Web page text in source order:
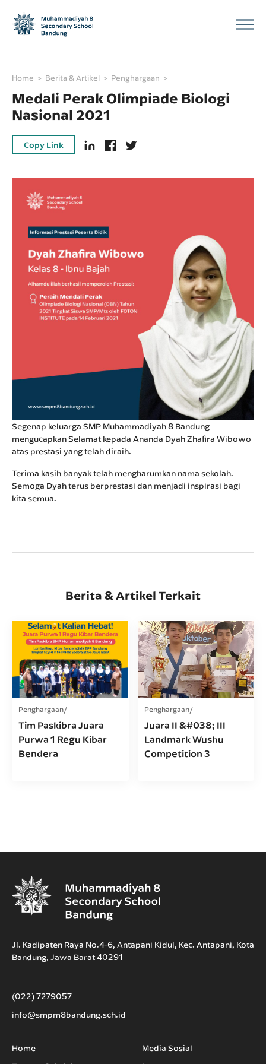
Home Berita & Artikel Penghargaan
Medali Perak Olimpiade Biologi
Nasional 2021
Copy Link
Segenap keluarga SMP Muhammadiyah 8 Bandung
mengucapkan Selamat kepada Ananda Dyah Zhafira Wibowo
atas prestasi yang telah diraih.
Terima kasih banyak telah mengharumkan nama sekolah.
Semoga Dyah terus berprestasi dan menjadi inspirasi bagi
kita semua.
Berita & Artikel Terkait
Penghargaan
Tim Paskibra Juara
Purwa 1 Regu Kibar
Bendera
Penghargaan
Juara II &#038; III
Landmark Wushu
Competition 3
Jl. Kadipaten Raya No.4-6, Antapani Kidul, Kec. Antapani, Kota
Bandung, Jawa Barat 40291
(022) 7279057
info@smpm8bandung.sch.id
Home
Media Sosial